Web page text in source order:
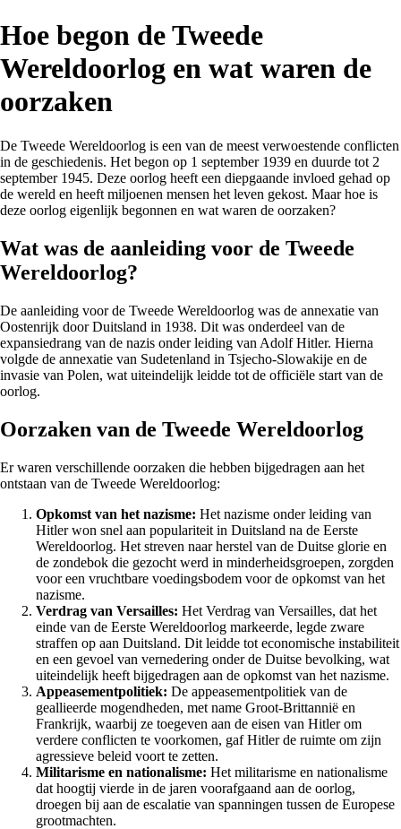
Hoe begon de Tweede
Wereldoorlog en wat waren de
oorzaken
De Tweede Wereldoorlog is een van de meest verwoestende conflicten
in de geschiedenis. Het begon op 1 september 1939 en duurde tot 2
september 1945. Deze oorlog heeft een diepgaande invloed gehad op
de wereld en heeft miljoenen mensen het leven gekost. Maar hoe is
deze oorlog eigenlijk begonnen en wat waren de oorzaken?
Wat was de aanleiding voor de Tweede
Wereldoorlog?
De aanleiding voor de Tweede Wereldoorlog was de annexatie van
Oostenrijk door Duitsland in 1938. Dit was onderdeel van de
expansiedrang van de nazis onder leiding van Adolf Hitler. Hierna
volgde de annexatie van Sudetenland in Tsjecho-Slowakije en de
invasie van Polen, wat uiteindelijk leidde tot de officiële start van de
oorlog.
Oorzaken van de Tweede Wereldoorlog
Er waren verschillende oorzaken die hebben bijgedragen aan het
ontstaan van de Tweede Wereldoorlog:
Opkomst van het nazisme: Het nazisme onder leiding van
Hitler won snel aan populariteit in Duitsland na de Eerste
Wereldoorlog. Het streven naar herstel van de Duitse glorie en
de zondebok die gezocht werd in minderheidsgroepen, zorgden
voor een vruchtbare voedingsbodem voor de opkomst van het
nazisme.
Verdrag van Versailles: Het Verdrag van Versailles, dat het
einde van de Eerste Wereldoorlog markeerde, legde zware
straffen op aan Duitsland. Dit leidde tot economische instabiliteit
en een gevoel van vernedering onder de Duitse bevolking, wat
uiteindelijk heeft bijgedragen aan de opkomst van het nazisme.
Appeasementpolitiek: De appeasementpolitiek van de
geallieerde mogendheden, met name Groot-Brittannië en
Frankrijk, waarbij ze toegeven aan de eisen van Hitler om
verdere conflicten te voorkomen, gaf Hitler de ruimte om zijn
agressieve beleid voort te zetten.
Militarisme en nationalisme: Het militarisme en nationalisme
dat hoogtij vierde in de jaren voorafgaand aan de oorlog,
droegen bij aan de escalatie van spanningen tussen de Europese
grootmachten.